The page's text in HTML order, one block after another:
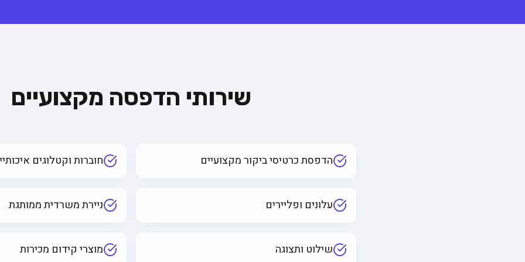
שירותי הדפסה מקצועיים
הדפסת כרטיסי ביקור מקצועיים חוברות וקטלוגים
עלונים ופליירים ניירת משרדית ממותגת
שילוט ותצוגה מוצרי קידום מכירות